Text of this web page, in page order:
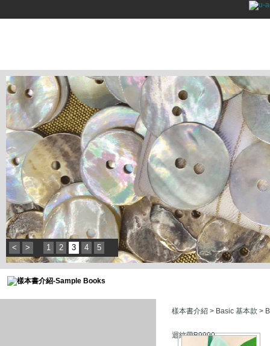
< > 1 2 3 4 5
樣本書介紹 > Basic 基本款 >
迴紋帶B9990